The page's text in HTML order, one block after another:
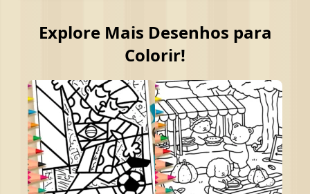
Explore Mais Desenhos para
Colorir!